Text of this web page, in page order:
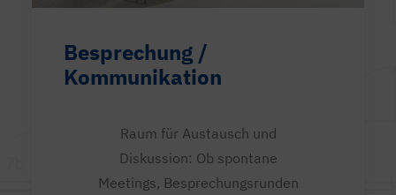
Besprechung /
Kommunikation
Raum für Austausch und
Diskussion: Ob spontane
Meetings, Besprechungsrunden